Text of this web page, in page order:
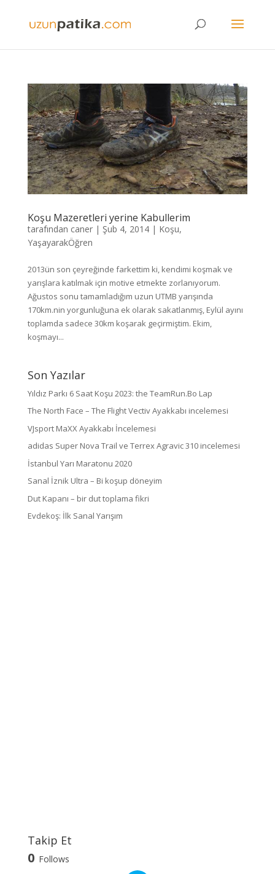
Koşu Mazeretleri yerine Kabullerim
tarafından caner| Şub 4, 2014| Koşu,
YaşayarakÖğren
2013ün son çeyreğinde farkettim ki, kendimi koşmak ve
yarışlara katılmak için motive etmekte zorlanıyorum.
Ağustos sonu tamamladığım uzun UTMB yarışında
170km.nin yorgunluğuna ek olarak sakatlanmış, Eylül ayını
toplamda sadece 30km koşarak geçirmiştim. Ekim,
koşmayı...
Son Yazılar
Yıldız Parkı 6 Saat Koşu 2023: the TeamRun.Bo Lap
The North Face – The Flight Vectiv Ayakkabı incelemesi
VJsport MaXX Ayakkabı İncelemesi
adidas Super Nova Trail ve Terrex Agravic 310 incelemesi
İstanbul Yarı Maratonu 2020
Sanal İznik Ultra – Bi koşup döneyim
Dut Kapanı – bir dut toplama fikri
Evdekoş: İlk Sanal Yarışım
Takip Et
0 Follows